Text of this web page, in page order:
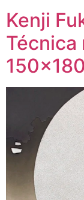
Kenji
Técnica